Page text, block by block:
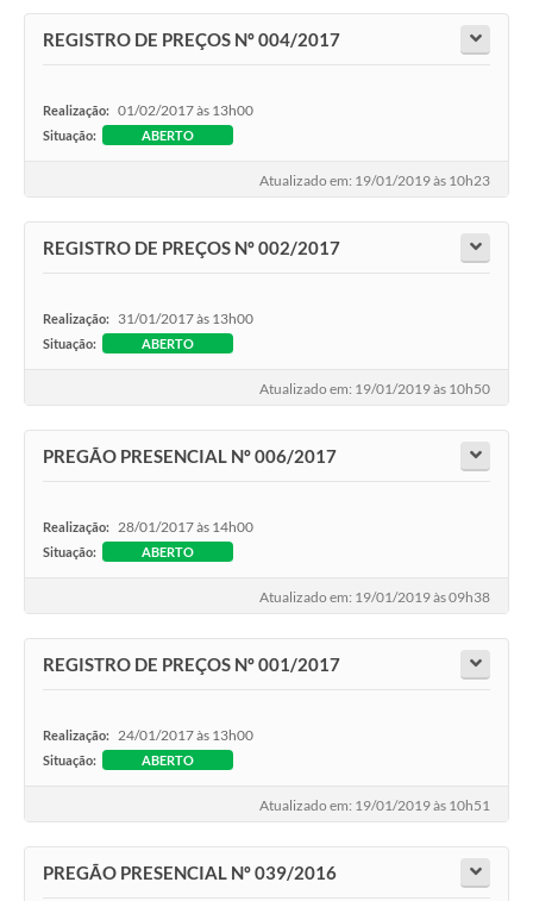
REGISTRO DE PREÇOS Nº 004/2017
Realização: 01/02/2017 às 13h00
Situação: ABERTO
Atualizado em: 19/01/2019 às 10h23
REGISTRO DE PREÇOS Nº 002/2017
Realização: 31/01/2017 às 13h00
Situação: ABERTO
Atualizado em: 19/01/2019 às 10h50
PREGÃO PRESENCIAL Nº 006/2017
Realização: 28/01/2017 às 14h00
Situação: ABERTO
Atualizado em: 19/01/2019 às 09h38
REGISTRO DE PREÇOS Nº 001/2017
Realização: 24/01/2017 às 13h00
Situação: ABERTO
Atualizado em: 19/01/2019 às 10h51
PREGÃO PRESENCIAL Nº 039/2016